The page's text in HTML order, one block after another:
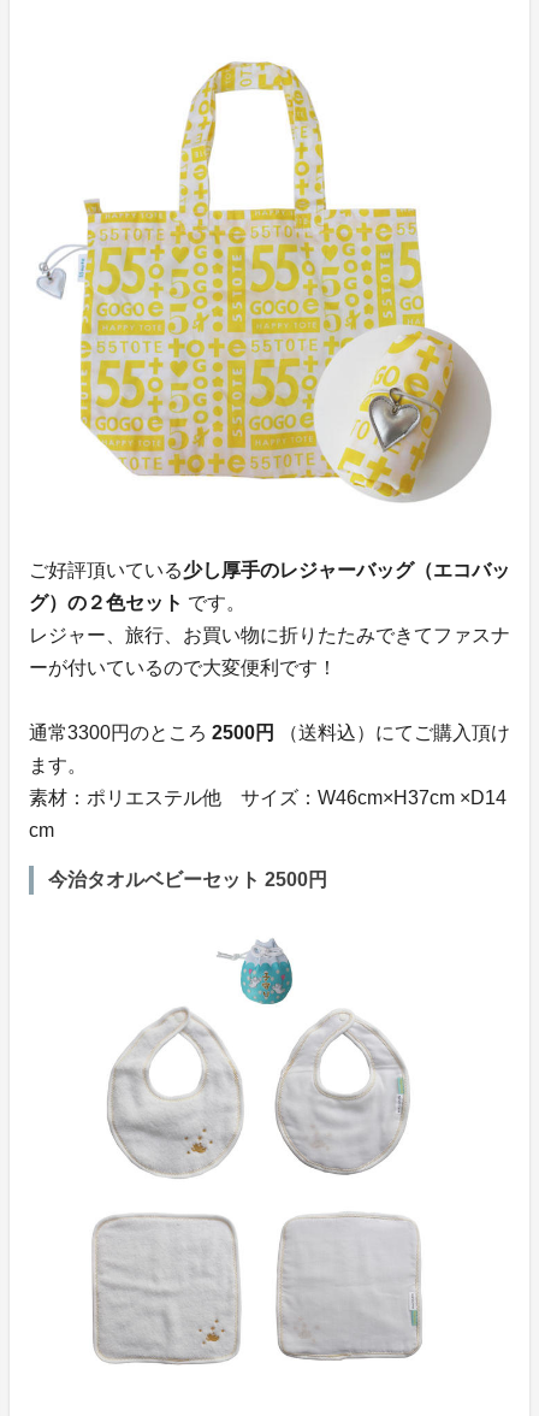
ご好評頂いている少し厚手のレジャーバッグ（エコバッ
グ）の２色セット です。
レジャー、旅行、お買い物に折りたたみできてファスナ
ーが付いているので大変便利です！
通常3300円のところ 2500円
（送料込）にてご購入頂け
ます。
素材：ポリエステル他 サイズ：W46cm×H37cm ×D14
cm
今治タオルベビーセット 2500円